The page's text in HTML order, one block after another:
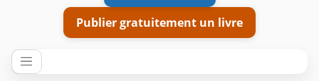
Publier gratuitement un livre